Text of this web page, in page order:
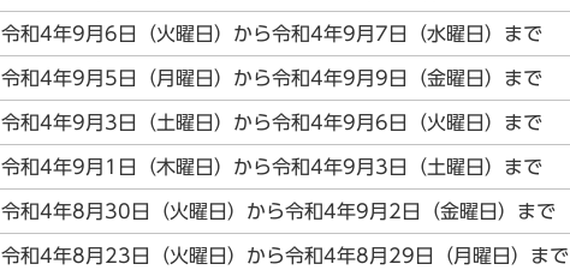
令和4年9月6日（火曜日）から令和4年9月7日（水曜日）まで
令和4年9月5日（月曜日）から令和4年9月9日（金曜日）まで
令和4年9月3日（土曜日）から令和4年9月6日（火曜日）まで
令和4年9月1日（木曜日）から令和4年9月3日（土曜日）まで
令和4年8月30日（火曜日）から令和4年9月2日（金曜日）まで
令和4年8月23日（火曜日）から令和4年8月29日（月曜日）まで